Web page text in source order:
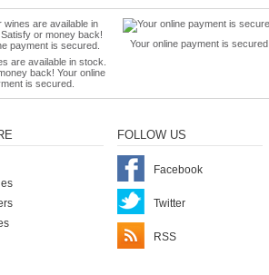
are available in stock.
back! Your online
is secured.
Your online payment is secured.
FOLLOW US
Facebook
Twitter
RSS